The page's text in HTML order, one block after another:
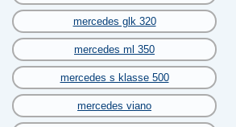
mercedes glk 320
mercedes ml 350
mercedes s klasse 500
mercedes viano